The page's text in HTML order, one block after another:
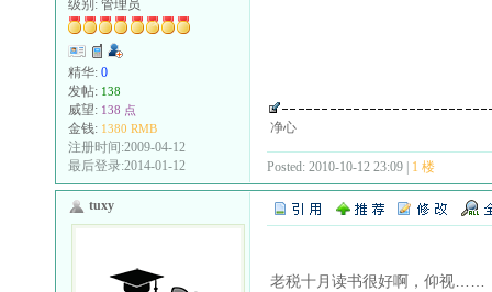
级别: 管理员
精华: 0
发帖: 138
威望: 138 点
金钱: 1380 RMB
注册时间:2009-04-12
最后登录:2014-01-12
净心
Posted: 2010-10-12 23:09 | 1 楼
tuxy
老税十月读书很好啊，仰视……